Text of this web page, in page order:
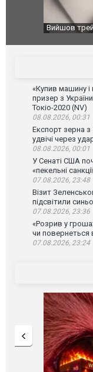
Вийшов
«Купив машину і
призер з
Токіо-2020 (NV)
08.08.2026, 00:31
Експорт зерна
удвічі через
08.08.2026, 00:01
У Сенаті США
«пекельні
07.08.2026, 23:48
Візит
підсвітили
07.08.2026, 23:36
«Розрив у
чи повернеться
07.08.2026, 23:24